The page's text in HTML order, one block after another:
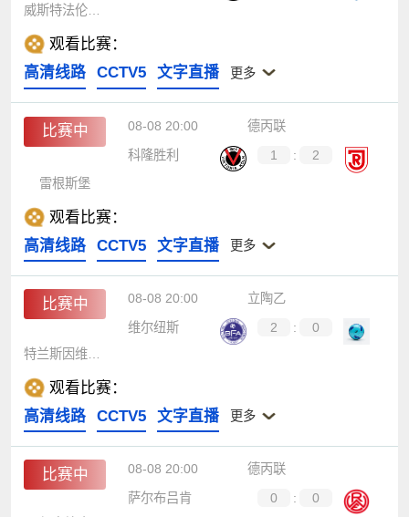
威斯特法伦里内恩
观看比赛：
高清线路
CCTV5 文字直播 更多
比赛中 08-08 20:00
德丙联
科隆胜利
1 :
2
雷根斯堡
观看比赛：
高清线路
CCTV5 文字直播 更多
比赛中 08-08 20:00
立陶乙
维尔纽斯
2 :
0
观看比赛：
高清线路
CCTV5 文字直播 更多
比赛中 08-08 20:00
德丙联
萨尔布吕肯
0 :
0